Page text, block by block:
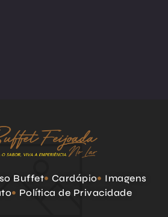
Buffet Cardápio
Imagens
Política de Privacidade